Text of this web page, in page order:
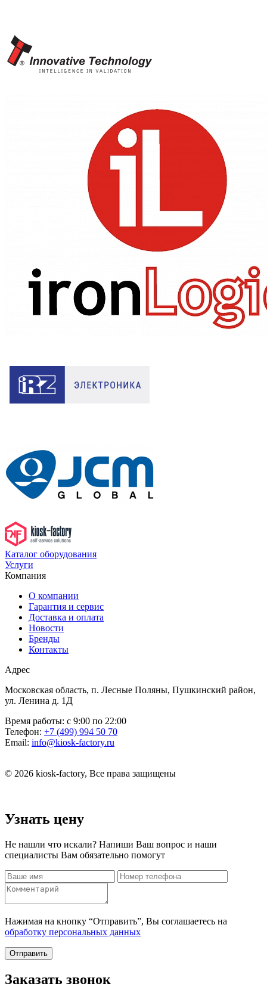
Каталог оборудования
Услуги
Компания
О компании
Гарантия и сервис
Доставка и оплата
Новости
Бренды
Контакты
Адрес
Московская область, п. Лесные Поляны, Пушкинский район,
ул. Ленина д. 1Д
Время работы: с 9:00 по 22:00
Телефон: +7 (499) 994 50 70
Email: info@kiosk-factory.ru
© 2026 kiosk-factory, Все права защищены
Узнать цену
Не нашли что искали? Напиши Ваш вопрос и наши
специалисты Вам обязательно помогут
Нажимая на кнопку “Отправить”, Вы соглашаетесь на
обработку персональных данных
Отправить
Заказать звонок